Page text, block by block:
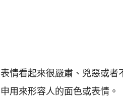
情看起來很嚴肅、兇惡或者
用來形容人的面色或表情。